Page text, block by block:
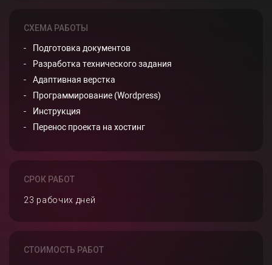
СХЕМА РАБОТЫ
Подготовка документов
Разработка технического задания
Адаптивная верстка
Программирование (Wordpress)
Инструкция
Перенос проекта на хостинг
СРОК РАБОТ
23 рабочих дней
СТОИМОСТЬ РАБОТ